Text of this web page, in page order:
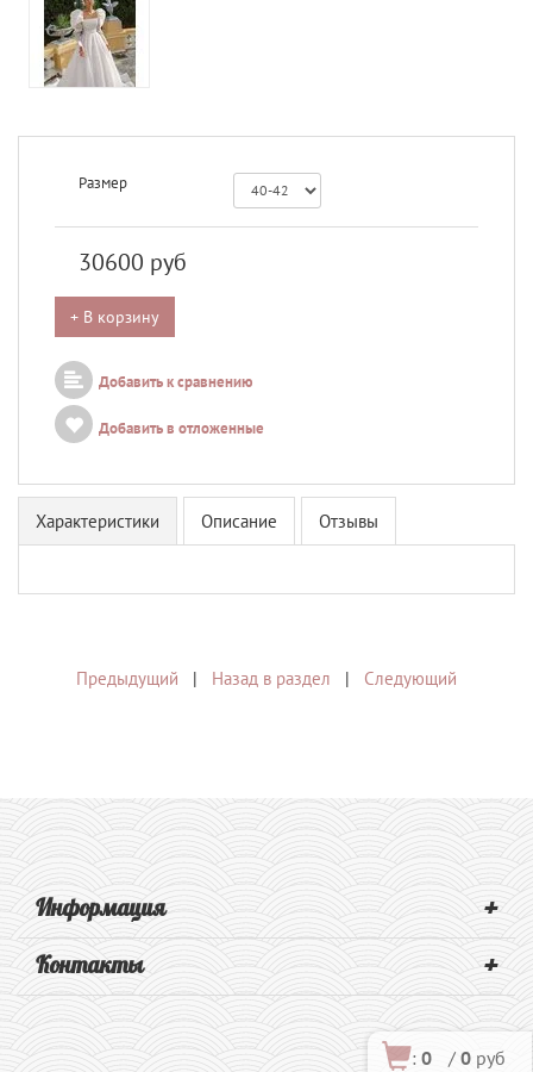
Размер
30600 руб
+ В корзину
Добавить к сравнению
Добавить в отложенные
Характеристики Описание Отзывы
Предыдущий | Назад в раздел | Следующий
Информация +
Контакты +
: 0 / 0 руб